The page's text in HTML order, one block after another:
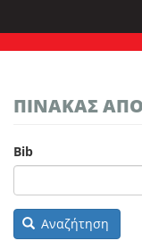
ΠΙΝΑΚΑΣ
Bib
Αναζήτηση